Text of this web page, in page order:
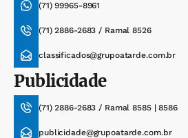
(71) 99965-8961
(71) 2886-2683 / Ramal 8526
classificados@grupoatarde.com.br
Publicidade
(71) 2886-2683 / Ramal 8585 | 8586
publicidade@grupoatarde.com.br